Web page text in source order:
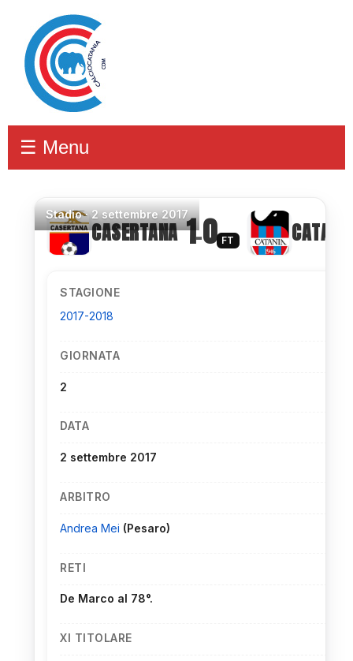
☰ Menu
Stadio·2 settembre 2017
CASERTANA 1–0 FT
STAGIONE
2017-2018
GIORNATA
2
DATA
2 settembre 2017
ARBITRO
Andrea Mei (Pesaro)
RETI
De Marco al 78°.
XI TITOLARE